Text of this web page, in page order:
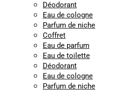
Déodorant
Eau de cologne
Parfum de niche
Coffret
Eau de parfum
Eau de toilette
Déodorant
Eau de cologne
Parfum de niche